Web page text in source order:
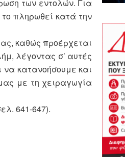
των εντολών. Για
πληρωθεί κατά την
καθώς προέρχεται
λέγοντας σ’ αυτές
να κατανοήσουμε και
με τη χειραγωγία
641-647).